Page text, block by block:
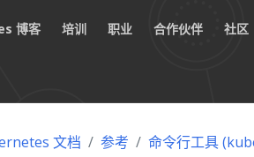
博客 培训 职业 合作伙伴 社区
文档 参考 命令行工具